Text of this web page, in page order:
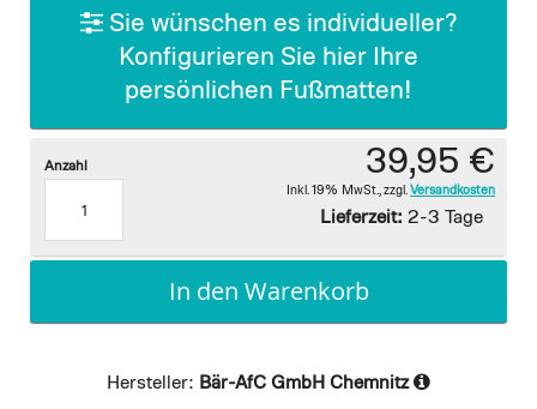
Sie wünschen es individueller?
Konfigurieren Sie hier Ihre
persönlichen Fußmatten!
39,95 €
Inkl. 19% MwSt. zzgl. Versandkosten
Lieferzeit: 2-3 Tage
Anzahl
In den Warenkorb
Hersteller: Bär-AfC GmbH Chemnitz